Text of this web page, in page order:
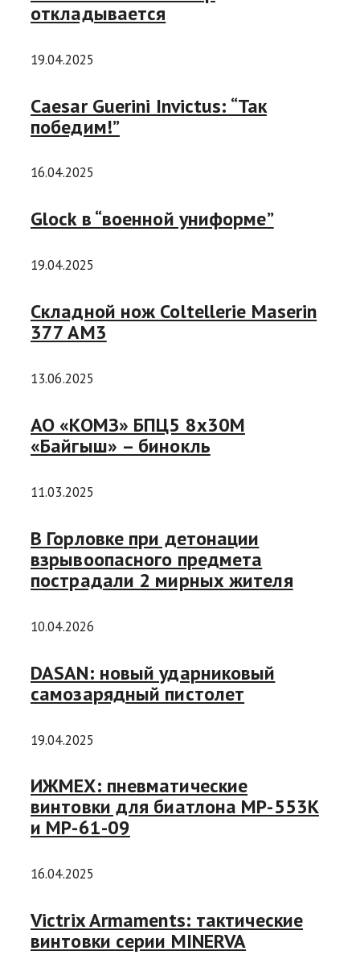
откладывается
19.04.2025
Caesar Guerini Invictus: “Так
победим!”
16.04.2025
Glock в “военной униформе”
19.04.2025
Складной нож Coltellerie Maserin
377 AM3
13.06.2025
АО «КОМЗ» БПЦ5 8х30М
«Байгыш» – бинокль
11.03.2025
В Горловке при детонации
взрывоопасного предмета
пострадали 2 мирных жителя
10.04.2026
DASAN: новый ударниковый
самозарядный пистолет
19.04.2025
ИЖМЕХ: пневматические
винтовки для биатлона MP-553K
и MP-61-09
16.04.2025
Victrix Armaments: тактические
винтовки серии MINERVA